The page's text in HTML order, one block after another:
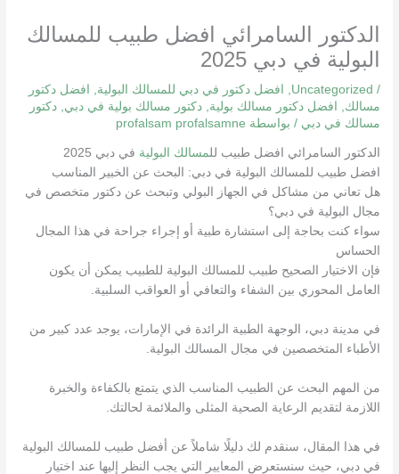
الدكتور السامرائي افضل طبيب للمسالك
البولية في دبي 2025
/
Uncategorized افضل دكتور في دبي للمسالك البولية
افضل دكتور
مسالك
افضل دكتور مسالك بولية ,دكتور مسالك بولية في دبي ,دكتور
مسالك في دبي / بواسطة profalsam profalsamne
الدكتور السامرائي افضل طبيب للمسالك البولية في دبي 2025
افضل طبيب للمسالك البولية في دبي: البحث عن الخبير المناسب
هل تعاني من مشاكل في الجهاز البولي وتبحث عن دكتور متخصص في
مجال البولية في دبي؟
سواء كنت بحاجة إلى استشارة طبية أو إجراء جراحة في هذا المجال
الحساس
فإن الاختيار الصحيح طبيب للمسالك البولية للطبيب يمكن أن يكون
العامل المحوري بين الشفاء والتعافي أو العواقب السلبية.
في مدينة دبي، الوجهة الطبية الرائدة في الإمارات، يوجد عدد كبير من
الأطباء المتخصصين في مجال المسالك البولية.
من المهم البحث عن الطبيب المناسب الذي يتمتع بالكفاءة والخبرة
اللازمة لتقديم الرعاية الصحية المثلى والملائمة لحالتك.
في هذا المقال، سنقدم لك دليلًا شاملاً عن أفضل طبيب للمسالك البولية
في دبي، حيث سنستعرض المعايير التي يجب النظر إليها عند اختيار